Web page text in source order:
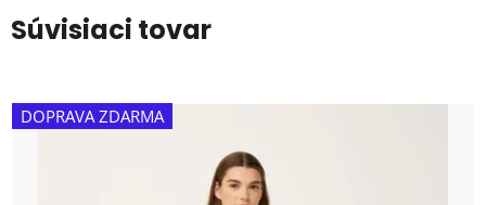
Súvisiaci tovar
DOPRAVA ZDARMA